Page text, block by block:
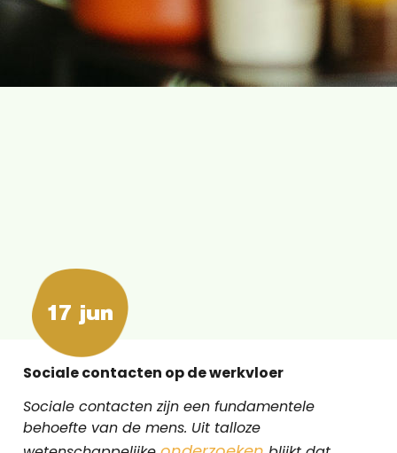
17 jun
Sociale contacten op de werkvloer
Sociale contacten zijn een fundamentele
behoefte van de mens. Uit talloze